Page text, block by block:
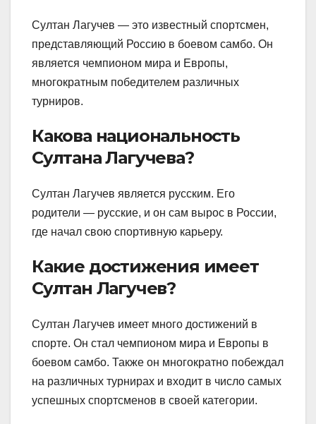
Султан Лагучев — это известный спортсмен,
представляющий Россию в боевом самбо. Он
является чемпионом мира и Европы,
многократным победителем различных
турниров.
Какова национальность
Султана Лагучева?
Султан Лагучев является русским. Его
родители — русские, и он сам вырос в России,
где начал свою спортивную карьеру.
Какие достижения имеет
Султан Лагучев?
Султан Лагучев имеет много достижений в
спорте. Он стал чемпионом мира и Европы в
боевом самбо. Также он многократно побеждал
на различных турнирах и входит в число самых
успешных спортсменов в своей категории.